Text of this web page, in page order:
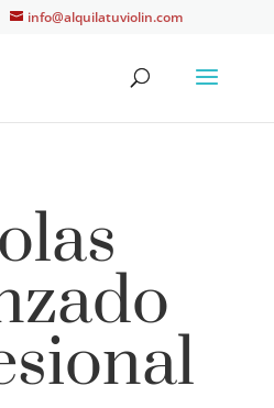
info@alquilatuviolin.com